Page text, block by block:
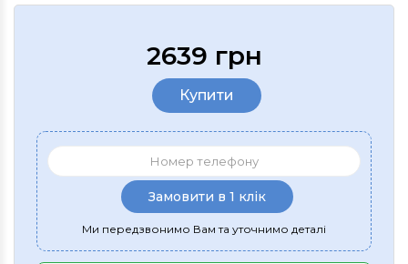
2639 грн
Купити
Замовити в 1 клік
Ми передзвонимо Вам та уточнимо деталі